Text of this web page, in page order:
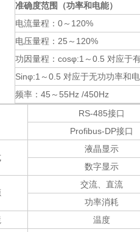
准确度范围（功率和电能）
电流量程： 0～120%
电压量程： 25～120%
功因量程： cosφ:1～0.5 对应于
Sinφ:1～0.5 对应于无功功率和
频率： 45～55Hz /450Hz
RS-485接口
Profibus-DP接口
液晶显示
数字显示
交流、直流
功率消耗
温度